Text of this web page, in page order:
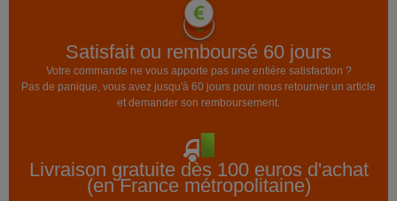
Satisfait ou remboursé 60 jours
Votre commande ne vous apporte pas une entière satisfaction ?
Pas de panique, vous avez jusqu'à 60 jours pour nous retourner un article
et demander son remboursement.
Livraison gratuite dès 100 euros d'achat
(en France métropolitaine)